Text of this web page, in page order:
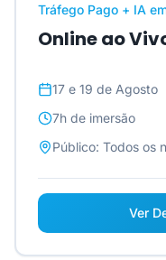
Tráfego Pago + IA
Online ao
17 e 19 de Agosto
7h de imersão
Público: Todos os
Ver